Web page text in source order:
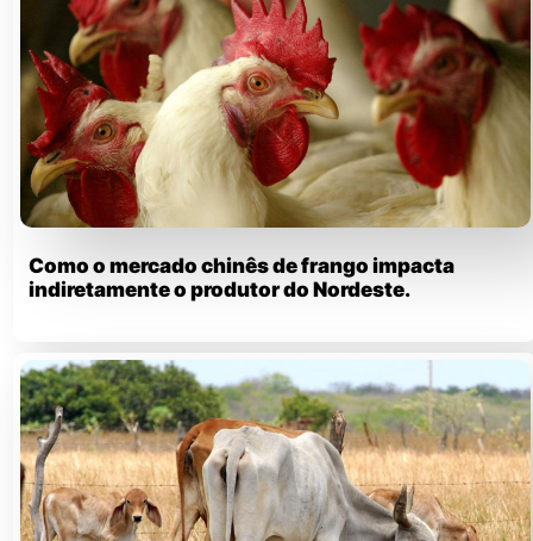
​Como o mercado chinês de frango impacta
indiretamente o produtor do Nordeste.